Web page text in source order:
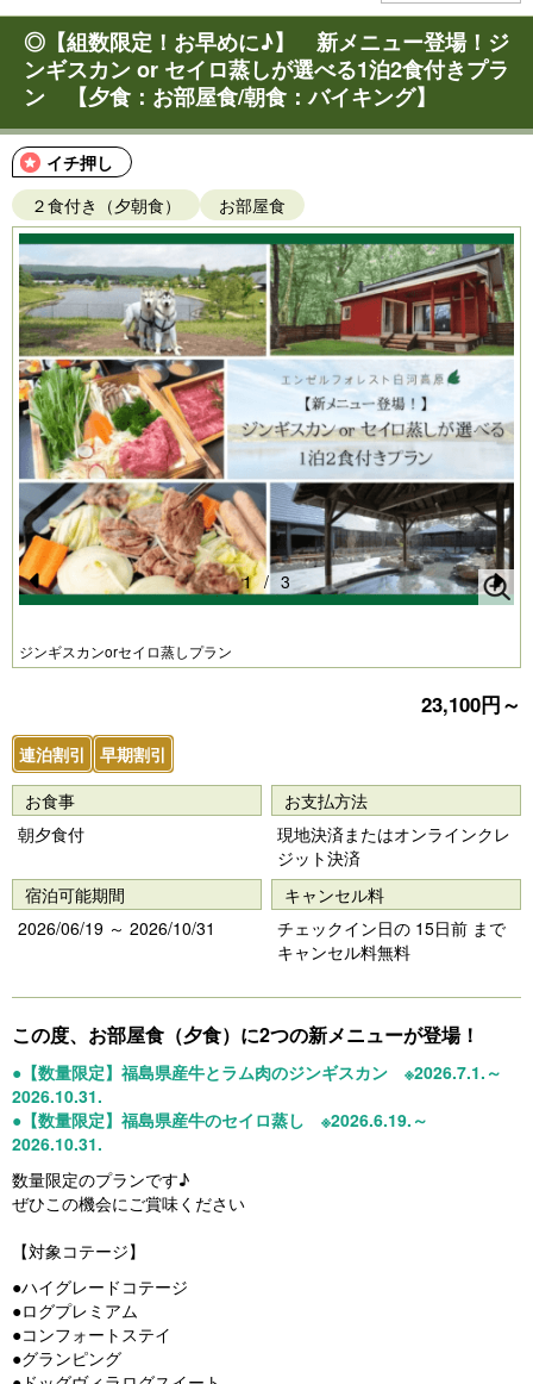
◎【組数限定！お早めに♪】 新メニュー登場！ジ
ンギスカン or セイロ蒸しが選べる1泊2食付きプラ
ン 【夕食：お部屋食/朝食：バイキング】
イチ押し
２食付き（夕朝食）
お部屋食
Pr
e
u
s
ジンギスカンorセイロ蒸しプラン
N
1 / 3
23,100円～
連泊割引
早期割引
お食事
朝夕食付
お支払方法
現地決済またはオンラインクレ
ジット決済
宿泊可能期間
2026/06/19 ～ 2026/10/31
キャンセル料
チェックイン日の 15日前 まで
キャンセル料無料
この度、お部屋食（夕食）に2つの新メニューが登場！
●【数量限定】福島県産牛とラム肉のジンギスカン ※2026.7.1.～
2026.10.31.
●【数量限定】福島県産牛のセイロ蒸し ※2026.6.19.～
2026.10.31.
数量限定のプランです♪
ぜひこの機会にご賞味ください
【対象コテージ】
●ハイグレードコテージ
●ログプレミアム
●コンフォートステイ
●グランピング